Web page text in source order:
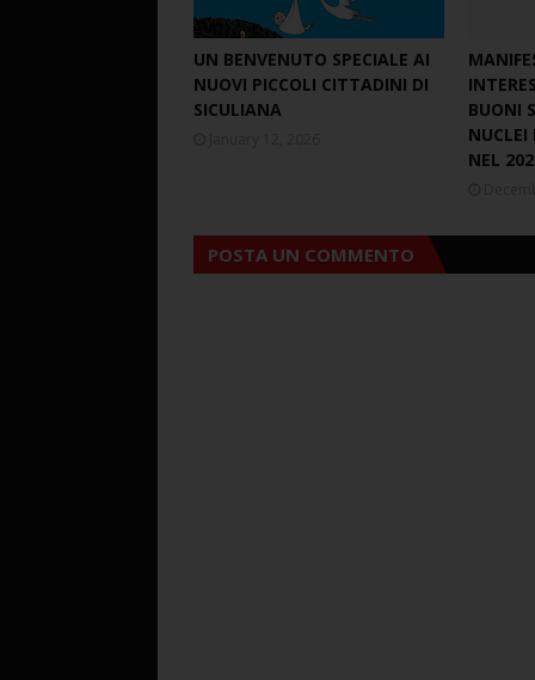
UN BENVENUTO SPECIALE AI
NUOVI PICCOLI CITTADINI DI
SICULIANA
BUONI
NEL
POSTA UN COMMENTO